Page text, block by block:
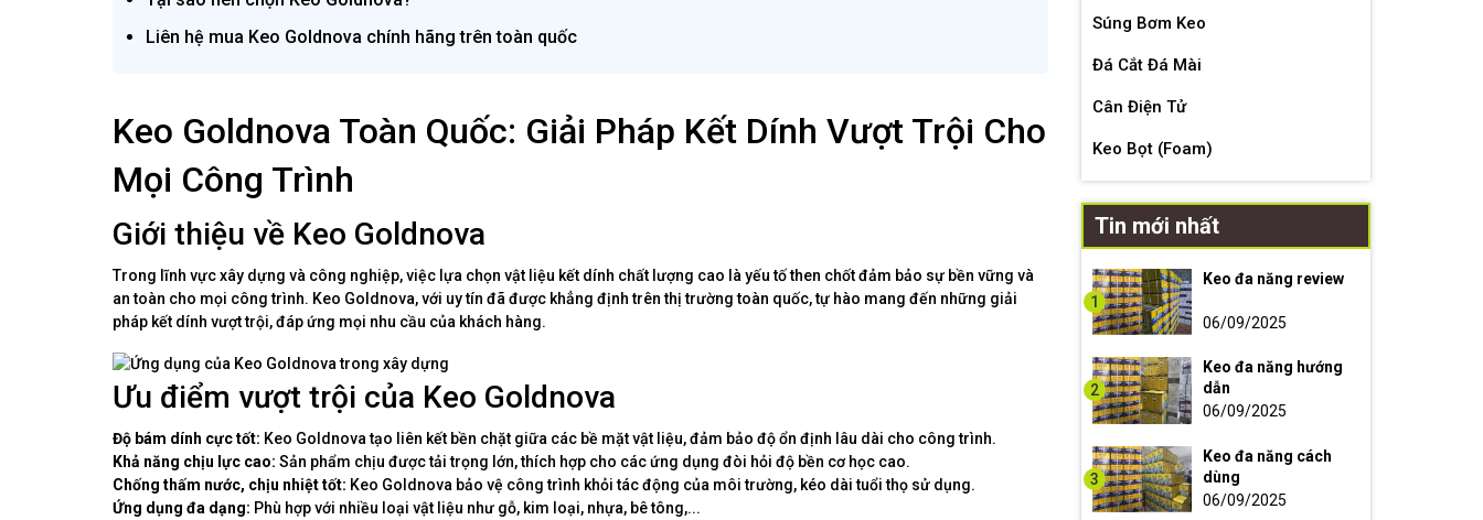
Liên hệ mua Keo Goldnova chính hãng trên toàn quốc
Keo Goldnova Toàn Quốc: Giải Pháp Kết Dính Vượt Trội Cho
Mọi Công Trình
Giới thiệu về Keo Goldnova
Trong lĩnh vực xây dựng và công nghiệp, việc lựa chọn vật liệu kết dính chất lượng cao là yếu tố then chốt đảm bảo sự bền vững và
an toàn cho mọi công trình. Keo Goldnova, với uy tín đã được khẳng định trên thị trường toàn quốc, tự hào mang đến những giải
pháp kết dính vượt trội, đáp ứng mọi nhu cầu của khách hàng.
Ưu điểm vượt trội của Keo Goldnova
Độ bám dính cực tốt: Keo Goldnova tạo liên kết bền chặt giữa các bề mặt vật liệu, đảm bảo độ ổn định lâu dài cho công trình.
Khả năng chịu lực cao: Sản phẩm chịu được tải trọng lớn, thích hợp cho các ứng dụng đòi hỏi độ bền cơ học cao.
Chống thấm nước, chịu nhiệt tốt: Keo Goldnova bảo vệ công trình khỏi tác động của môi trường, kéo dài tuổi thọ sử dụng.
Ứng dụng đa dạng: Phù hợp với nhiều loại vật liệu như gỗ, kim loại, nhựa, bê tông,...
Súng Bơm Keo
Đá Cắt Đá Mài
Cân Điện Tử
Keo Bọt (Foam)
Tin mới nhất
1
Keo đa năng review
06/09/2025
2
Keo đa năng hướng
dẫn
06/09/2025
3
Keo đa năng cách
dùng
06/09/2025